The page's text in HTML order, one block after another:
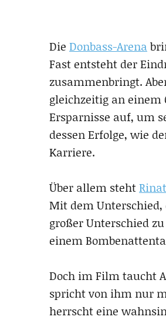
Die Donbass-Arena
Fast entsteht der
zusammenbringt.
gleichzeitig an einem
Ersparnisse auf, um
dessen Erfolge, wie
Karriere.
Über allem steht
Mit dem
großer Unterschied
einem
Doch im Film taucht
spricht von ihm nur
herrscht eine